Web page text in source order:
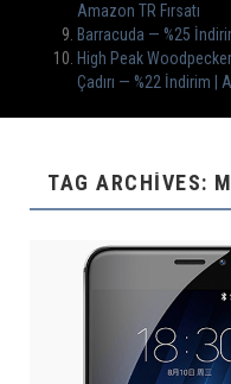
Amazon TR Fırsatı
Barracuda — %25
High Peak
Çadırı — %22 İndirim |
TAG ARCHIVES: